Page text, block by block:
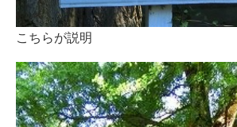
こちらが説明